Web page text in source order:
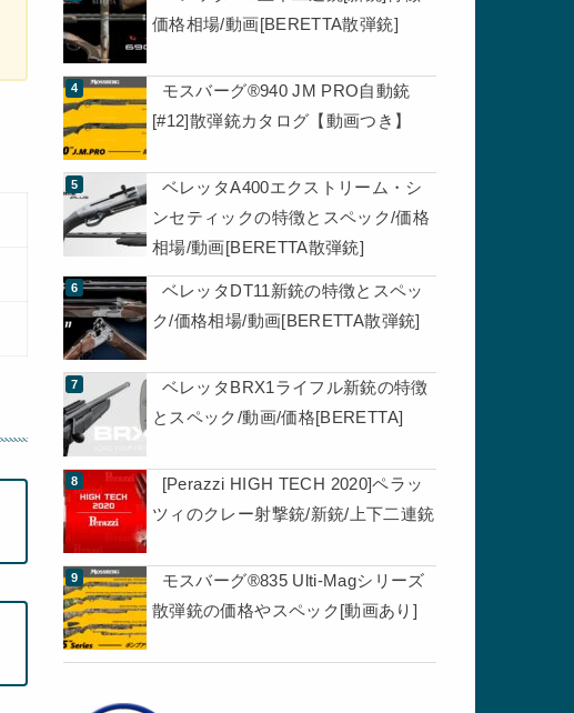
価格相場/動画[BERETTA散弾銃]
モスバーグ®940 JM PRO自動銃
[#12]散弾銃カタログ【動画つき】
ベレッタA400エクストリーム・シ
ンセティックの特徴とスペック/価格
相場/動画[BERETTA散弾銃]
ベレッタDT11新銃の特徴とスペッ
ク/価格相場/動画[BERETTA散弾銃]
ベレッタBRX1ライフル新銃の特徴
とスペック/動画/価格[BERETTA]
[Perazzi HIGH TECH 2020]ペラッ
ツィのクレー射撃銃/新銃/上下二連銃
モスバーグ®835 Ulti-Magシリーズ
散弾銃の価格やスペック[動画あり]